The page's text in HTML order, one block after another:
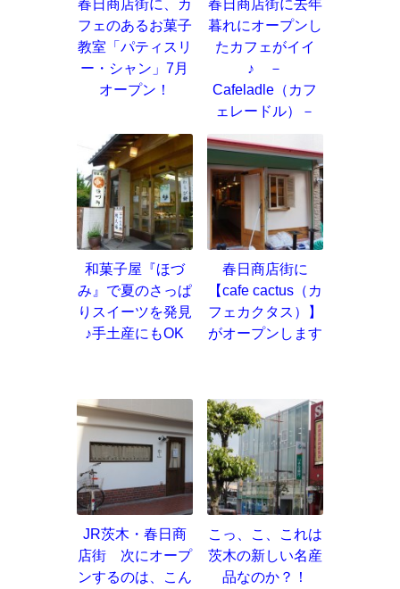
春日商店街に、カ
フェのあるお菓子
教室「パティスリ
ー・シャン」7月
オープン！
春日商店街に去年
暮れにオープンし
たカフェがイイ
♪ －
Cafeladle（カフ
ェレードル）－
和菓子屋『ほづ
み』で夏のさっぱ
りスイーツを発見
♪手土産にもOK
春日商店街に
【cafe cactus（カ
フェカクタス）】
がオープンします
JR茨木・春日商
店街 次にオープ
ンするのは、こん
こっ、こ、これは
茨木の新しい名産
品なのか？！